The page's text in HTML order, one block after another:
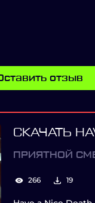
отзыв
СКАЧАТЬ
ПРИЯТНОЙ
266 19